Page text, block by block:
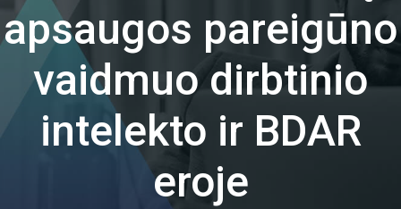
apsaugos pareigūno
vaidmuo dirbtinio
intelekto ir BDAR
eroje